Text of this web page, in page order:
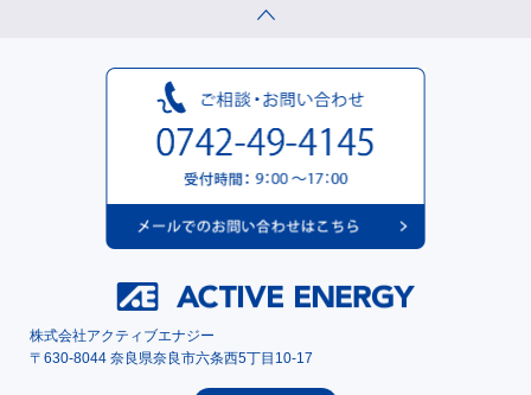
株式会社アクティブエナジー
〒630-8044 奈良県奈良市六条西5丁目10-17